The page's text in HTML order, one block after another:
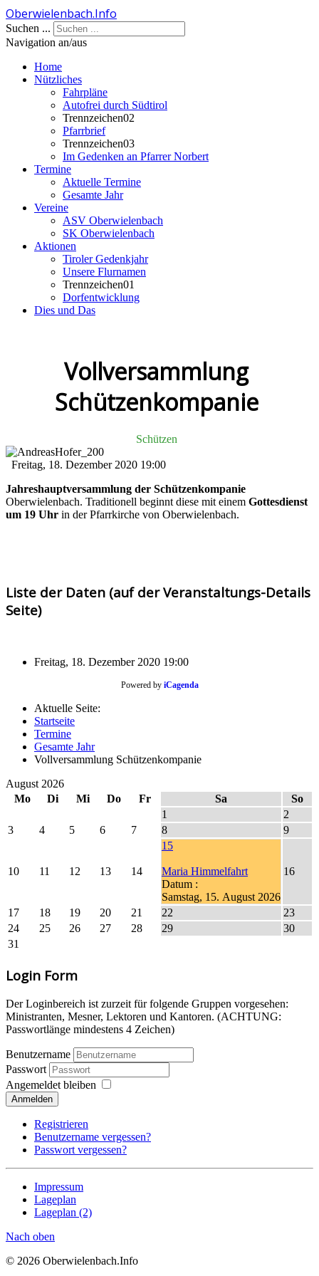
Oberwielenbach.Info
Suchen ...
Navigation an/aus
Home
Nützliches
Fahrpläne
Autofrei durch Südtirol
Trennzeichen02
Pfarrbrief
Trennzeichen03
Im Gedenken an Pfarrer Norbert
Termine
Aktuelle Termine
Gesamte Jahr
Vereine
ASV Oberwielenbach
SK Oberwielenbach
Aktionen
Tiroler Gedenkjahr
Unsere Flurnamen
Trennzeichen01
Dorfentwicklung
Dies und Das
Vollversammlung
Schützenkompanie
Schützen
Freitag, 18. Dezember 2020 19:00
Jahreshauptversammlung der Schützenkompanie
Oberwielenbach. Traditionell beginnt diese mit einem Gottesdienst
um 19 Uhr in der Pfarrkirche von Oberwielenbach.
Liste der Daten (auf der Veranstaltungs-Details
Seite)
Freitag, 18. Dezember 2020 19:00
Powered by iCagenda
Aktuelle Seite:
Startseite
Termine
Gesamte Jahr
Vollversammlung Schützenkompanie
Jahr
Monat
Jahr
Monat
August 2026
Mo
Di Mi Do Fr Sa
So
1
2
3
4 5 6 7 8 9
10 11 12 13 14
15
Maria Himmelfahrt
Datum :
Samstag, 15. August 2026
16
17 18 19 20 21 22
23
24
25 26 27 28 29
30
31
Login Form
Der Loginbereich ist zurzeit für folgende Gruppen vorgesehen:
Ministranten, Mesner, Lektoren und Kantoren. (ACHTUNG:
Passwortlänge mindestens 4 Zeichen)
Benutzername
Passwort
Angemeldet bleiben
Anmelden
Registrieren
Benutzername vergessen?
Passwort vergessen?
Impressum
Lageplan
Lageplan (2)
Nach oben
© 2026 Oberwielenbach.Info